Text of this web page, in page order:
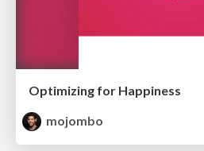
Optimizing for Happiness
mojombo